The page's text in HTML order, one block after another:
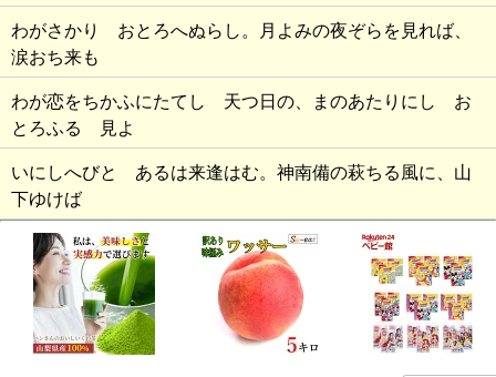
わがさかり おとろへぬらし。月よみの夜ぞらを見れば、
涙おち来も
わが恋をちかふにたてし 天つ日の、まのあたりにし お
とろふる 見よ
いにしへびと あるは来逢はむ。神南備の萩ちる風に、山
下ゆけば